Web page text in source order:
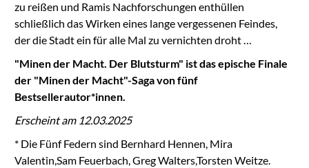
zu reißen und Ramis Nachforschungen enthüllen
schließlich das Wirken eines lange vergessenen Feindes,
der die Stadt ein für alle Mal zu vernichten droht …
"Minen der Macht. Der Blutsturm" ist das epische Finale
der "Minen der Macht"-Saga von fünf
Bestsellerautor*innen.
Erscheint am 12.03.2025
* Die Fünf Federn sind Bernhard Hennen, Mira
Valentin,Sam Feuerbach, Greg Walters,Torsten Weitze.